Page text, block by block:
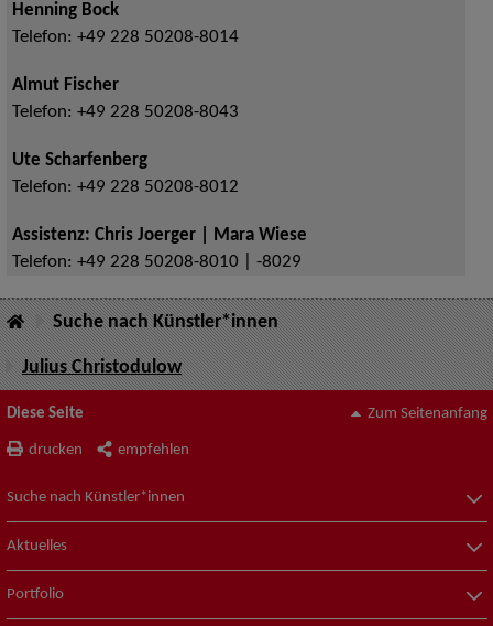
Henning Bock
Telefon: +49 228 50208-8014
Almut Fischer
Telefon: +49 228 50208-8043
Ute Scharfenberg
Telefon: +49 228 50208-8012
Assistenz: Chris Joerger | Mara Wiese
Telefon: +49 228 50208-8010 | -8029
Suche nach Künstler*innen
Julius Christodulow
Diese Seite
drucken empfehlen
Zum Seitenanfang
Suche nach Künstler*innen
Aktuelles
Portfolio